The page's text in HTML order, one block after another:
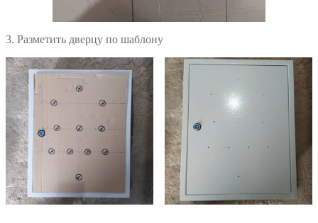
3. Разметить дверцу по шаблону